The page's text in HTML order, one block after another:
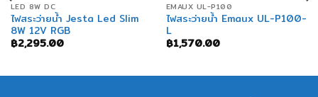
LED 8W DC
ไฟสระว่ายน้ำ Jesta Led Slim
8W 12V RGB
฿2,295.00
EMAUX UL-P100
ไฟสระว่ายน้ำ Emaux UL-P100-
L
฿1,570.00